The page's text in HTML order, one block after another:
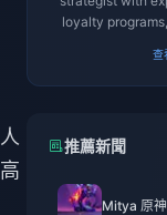
loyalty
查
推薦新聞
Mitya 原